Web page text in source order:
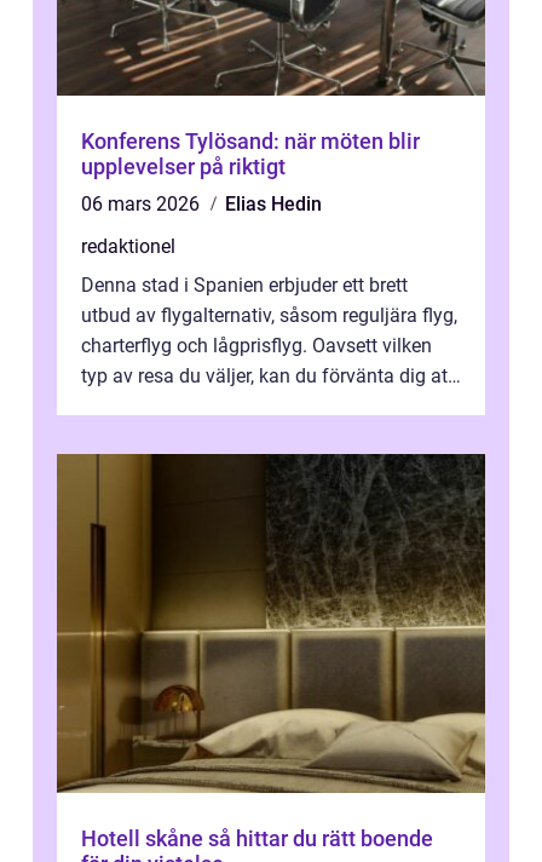
Konferens Tylösand: när möten blir
upplevelser på riktigt
06 mars 2026
Elias Hedin
redaktionel
Denna stad i Spanien erbjuder ett brett
utbud av flygalternativ, såsom reguljära flyg,
charterflyg och lågprisflyg. Oavsett vilken
typ av resa du väljer, kan du förvänta dig att
Hotell skåne så hittar du rätt boende